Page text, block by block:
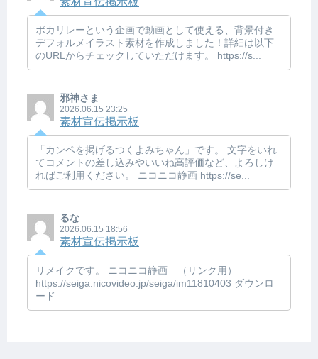
ボカリレーという企画で動画として使える、背景付き
デフォルメイラスト素材を作成しました！詳細は以下
のURLからチェックしていただけます。 https://s...
邪神さま
2026.06.15 23:25
素材宣伝掲示板
「カンペを掲げるつくよみちゃん」です。 文字をいれ
てコメントの差し込みやいいね高評価など、よろしけ
ればご利用ください。 ニコニコ静画 https://se...
るな
2026.06.15 18:56
素材宣伝掲示板
リメイクです。 ニコニコ静画 （リンク用）
https://seiga.nicovideo.jp/seiga/im11810403 ダウンロ
ード ...